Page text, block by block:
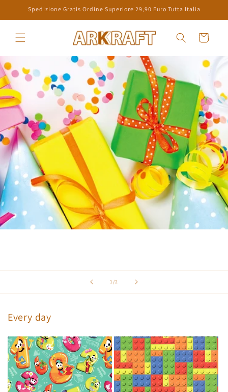
zum
Inhalt
Spedizione Gratis Ordine Superiore 29,90 Euro Tutta Italia
Warenkorb
1/von
2
Every day